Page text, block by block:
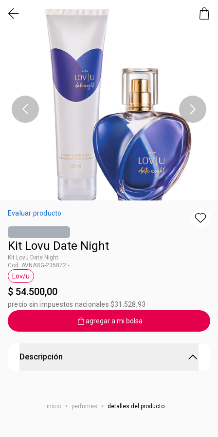
Evaluar producto
Kit Lovu Date Night
Kit Lovu Date Night
Cod. AVNARG-235872 -
Etiqueta Lov/u
Lov/u
$ 54.500,00
precio sin impuestos nacionales $31.528,93
agregar a mi bolsa
Descripción
+LovIu Date Night Loción perfumada con brillo para el
inicio • perfumes • detalles del producto